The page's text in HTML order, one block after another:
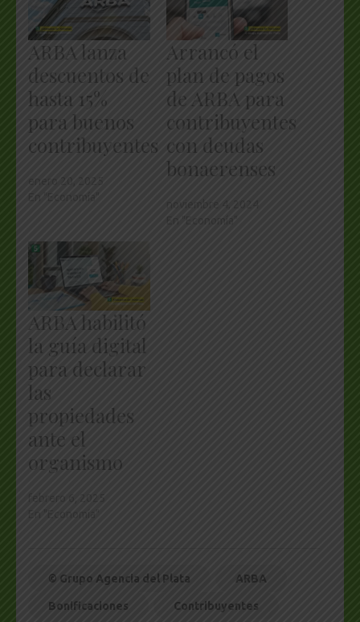
ARBA lanza
descuentos de
hasta 15%
para buenos
contribuyentes
Arrancó el
plan de pagos
de ARBA para
contribuyentes
con deudas
bonaerenses
ARBA habilitó
la guía digital
para declarar
las
propiedades
ante el
organismo
© Grupo Agencia del Plata ARBA
Bonificaciones Contribuyentes